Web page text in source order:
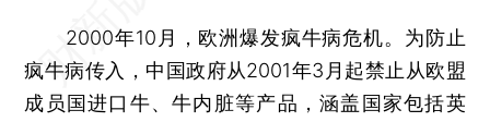
2000年10月，欧洲爆发疯牛病危机。为防止
疯牛病传入，中国政府从2001年3月起禁止从欧盟
成员国进口牛、牛内脏等产品，涵盖国家包括英